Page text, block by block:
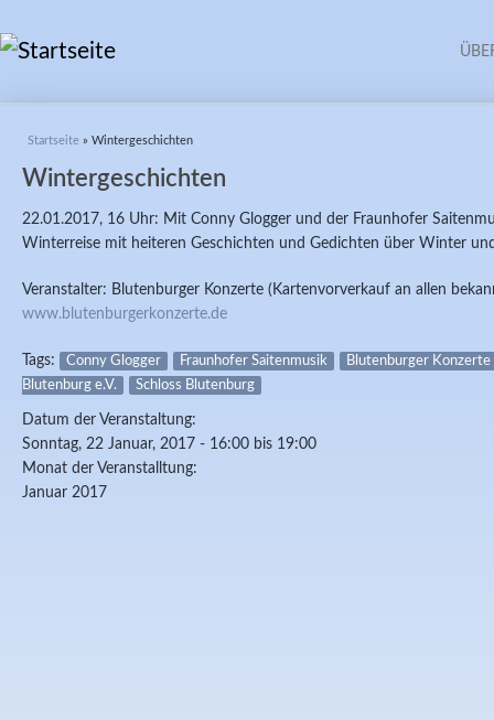
Sie sind hier
Startseite » Wintergeschichten
Wintergeschichten
22.01.2017, 16 Uhr: Mit Conny Glogger und der Fraunhofer
Winterreise mit heiteren Geschichten und Gedichten über Winter
Veranstalter: Blutenburger Konzerte (Kartenvorverkauf an allen
www.blutenburgerkonzerte.de
Tags: Conny Glogger Fraunhofer Saitenmusik
Blutenburger Konzerte
Blutenburg e.V.
Schloss Blutenburg
Datum der Veranstaltung:
Sonntag, 22 Januar, 2017 - 16:00 bis 19:00
Monat der Veranstalltung:
Januar 2017